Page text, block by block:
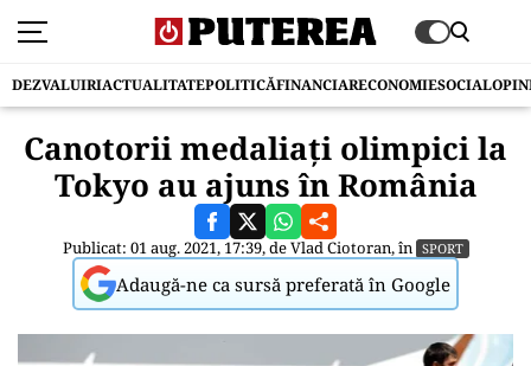
DEZVALUIRIACTUALITATEPOLITICĂFINANCIARECONOMIESOCIAL
Canotorii medaliați olimpici la
Tokyo au ajuns în România
Publicat: 01 aug. 2021, 17:39, deVlad Ciotoran, în SPORT
Adaugă-ne ca sursă preferată în Google